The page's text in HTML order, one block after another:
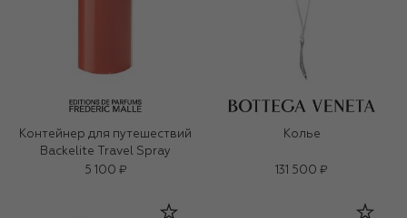
Контейнер для путешествий
Backelite Travel Spray
5 100 ₽
Колье
131 500 ₽